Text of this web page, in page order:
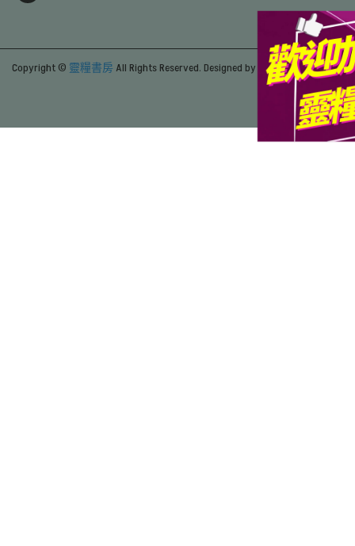
Copyright © 靈糧書房 All Rights Reserved. Designed by CYBERBIZ.